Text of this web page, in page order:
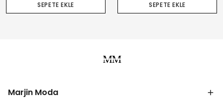
SEPETE EKLE SEPETE EKLE
Marjin Moda